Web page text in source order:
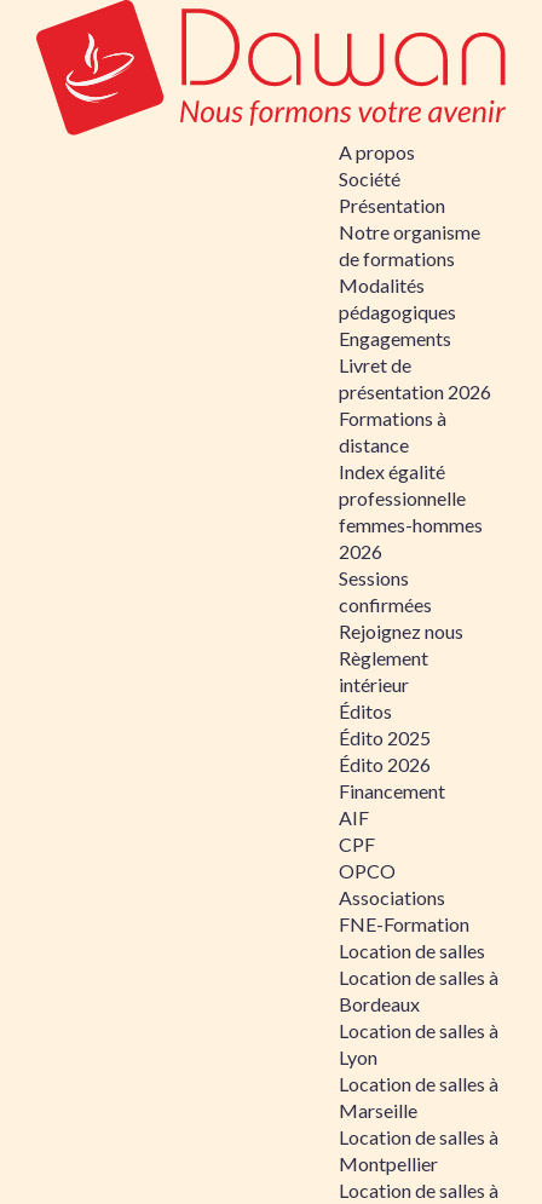
A propos
Société
Présentation
Notre organisme
de formations
Modalités
pédagogiques
Engagements
Livret de
présentation 2026
Formations à
distance
Index égalité
professionnelle
femmes-hommes
2026
Sessions
confirmées
Rejoignez nous
Règlement
intérieur
Éditos
Édito 2025
Édito 2026
Financement
AIF
CPF
OPCO
Associations
FNE-Formation
Location de salles
Location de salles à
Bordeaux
Location de salles à
Lyon
Location de salles à
Marseille
Location de salles à
Montpellier
Location de salles à